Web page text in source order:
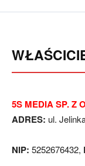
5S MEDIA SP. Z
ADRES: ul.
NIP: 5252676432,